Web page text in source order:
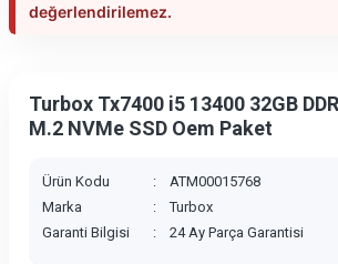
değerlendirilemez.
Turbox Tx7400 i5 13400 32GB
M.2 NVMe SSD Oem Paket
Ürün Kodu :
ATM00015768
Marka
:
Turbox
Garanti Bilgisi
: 24 Ay Parça Garantisi